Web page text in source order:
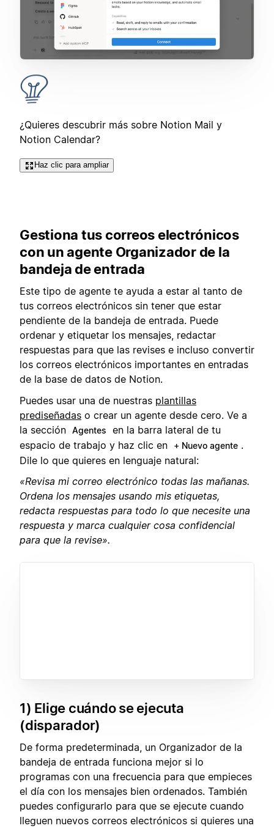
¿Quieres descubrir más sobre Notion Mail y
Notion Calendar?
Haz clic para ampliar
Gestiona tus correos electrónicos
con un agente Organizador de la
bandeja de entrada
Este tipo de agente te ayuda a estar al tanto de
tus correos electrónicos sin tener que estar
pendiente de la bandeja de entrada. Puede
ordenar y etiquetar los mensajes, redactar
respuestas para que las revises e incluso convertir
los correos electrónicos importantes en entradas
de la base de datos de Notion.
Puedes usar una de nuestras plantillas
prediseñadas o crear un agente desde cero. Ve a
la sección Agentes
en la barra lateral de tu
espacio de trabajo y haz clic en
+ Nuevo agente .
Dile lo que quieres en lenguaje natural:
«Revisa mi correo electrónico todas las mañanas.
Ordena los mensajes usando mis etiquetas,
redacta respuestas para todo lo que necesite una
respuesta y marca cualquier cosa confidencial
para que la revise».
1) Elige cuándo se ejecuta
(disparador)
De forma predeterminada, un Organizador de la
bandeja de entrada funciona mejor si lo
programas con una frecuencia para que empieces
el día con los mensajes bien ordenados. También
puedes configurarlo para que se ejecute cuando
lleguen nuevos correos electrónicos si quieres una